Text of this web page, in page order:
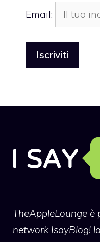
Email:
TheAppleLounge è
network IsayBlog!